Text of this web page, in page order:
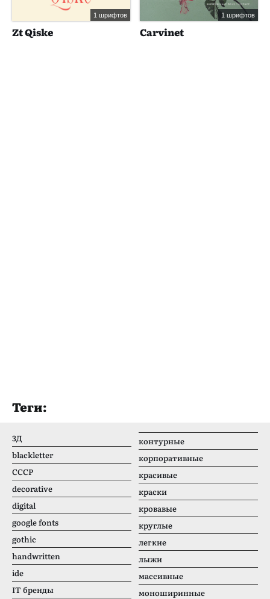
1 шрифтов
Zt Qiske
1 шрифтов
Carvinet
Теги:
3Д
blackletter
CCCР
decorative
digital
google fonts
gothic
handwritten
ide
IT бренды
контурные
корпоративные
красивые
краски
кровавые
круглые
легкие
лыжи
массивные
моноширинные